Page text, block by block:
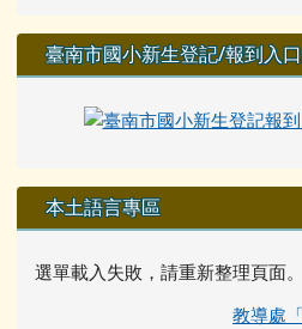
臺南市國小新生登記/報到入
本土語言專區
選單載入失敗，請重新整理頁面。
教導處